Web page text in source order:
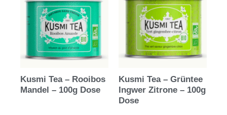
Kusmi Tea – Rooibos
Mandel – 100g Dose
Kusmi Tea – Grüntee
Ingwer Zitrone – 100g
Dose